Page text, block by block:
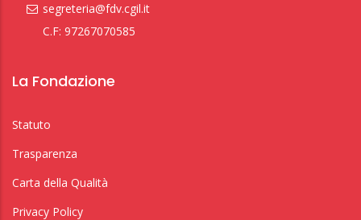
segreteria@fdv.cgil.it
C.F: 97267070585
La Fondazione
Statuto
Trasparenza
Carta della Qualità
Privacy Policy